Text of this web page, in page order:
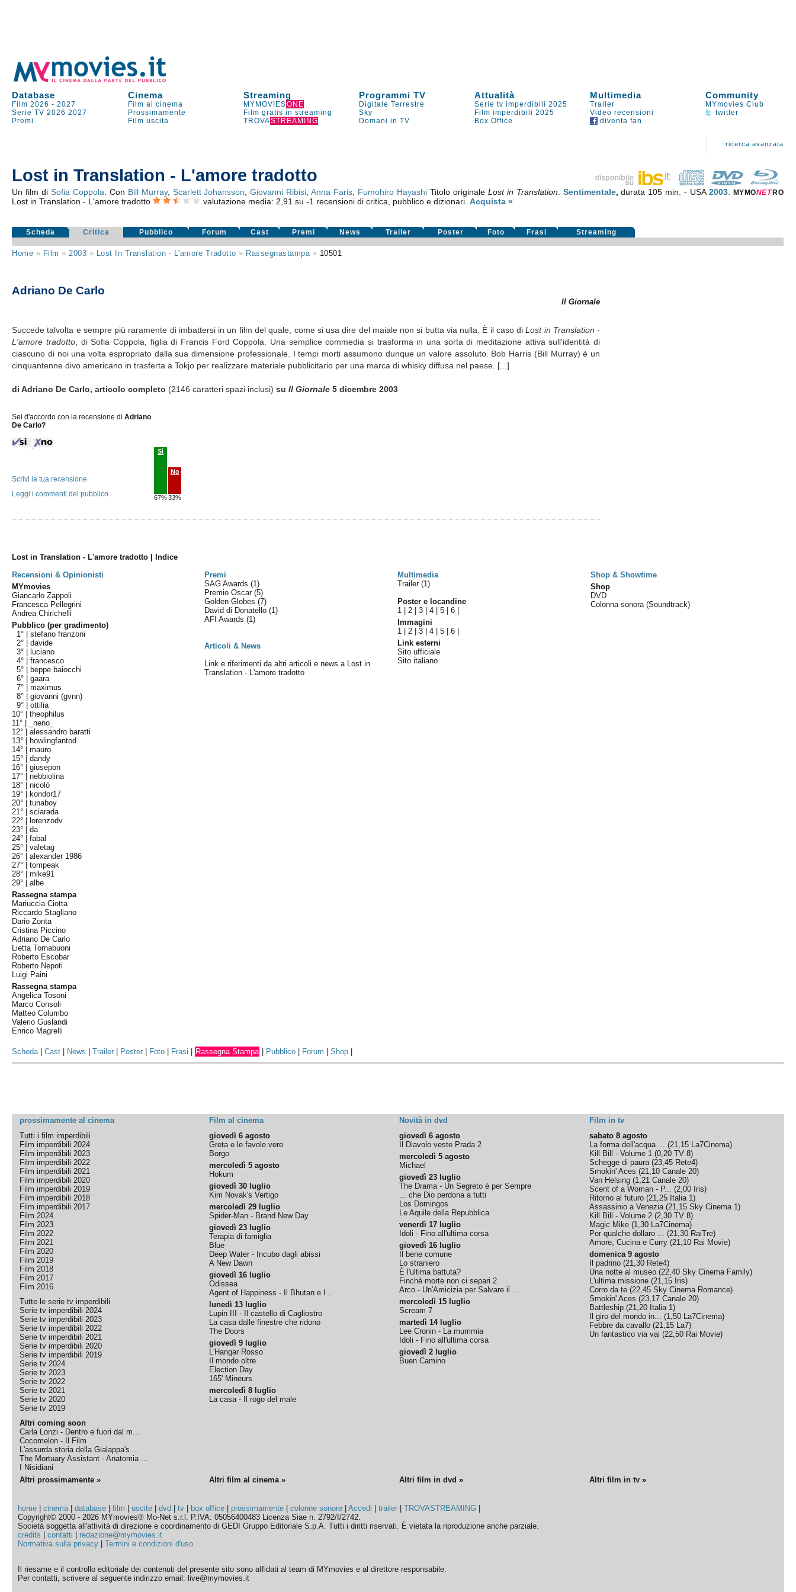
Database Cinema Streaming Programmi TV Attualità Multimedia Community
Film 2026 -2027 Film al cinema MYMOVIESONE Digitale Terrestre Serie tv imperdibili 2025 Trailer
MYmovies Club
Serie TV 2026 2027 Prossimamente Film gratis in streaming Sky Film imperdibili 2025 Video recensioni
twitter
Premi
Film uscita TROVASTREAMING Domani in TV Box Office diventa fan
ricerca avanzata
Lost in Translation - L'amore tradotto
Un film di Sofia Coppola . Con Bill Murray, Scarlett Johansson ,Giovanni Ribisi ,Anna Faris Fumohiro HayashiTitolo originale Lost in Translation Sentimentale,durata 105 min. - USA2003 MYMONET RO
Lost in Translation - L'amore tradotto valutazione media: 2,91 su-1 recensioni di critica, pubblico e dizionari.Acquista »
Scheda Critica Pubblico Forum Cast Premi News Trailer Poster Foto Frasi Streaming
Home » Film » 2003 » Lost In Translation - L'amore Tradotto » Rassegnastampa» 10501
Adriano De Carlo
Il Giornale
Succede talvolta e sempre più raramente di imbattersi in un film del quale, come si usa dire del maiale non si butta via nulla. È il caso diLost in Translation -
L'amore tradotto, di Sofia Coppola, figlia di Francis Ford Coppola. Una semplice commedia si trasforma in una sorta di meditazione attiva sull'identità di
ciascuno di noi una volta espropriato dalla sua dimensione professionale. I tempi morti assumono dunque un valore assoluto. Bob Harris (Bill Murray) è un
cinquantenne divo americano in trasferta a Tokjo per realizzare materiale pubblicitario per una marca di whisky diffusa nel paese. [...]
di Adriano De Carlo, articolo completo (2146 caratteri spazi inclusi)suIl Giornale 5 dicembre 2003
Sei d'accordo con la recensione diAdriano
De Carlo?
Sì
67%
No
33%
Scrivi la tua recensione
Leggi i commenti del pubblico
Lost in Translation - L'amore tradotto | Indice
Recensioni & Opinionisti
Premi Multimedia
Shop & Showtime
MYmovies
Giancarlo Zappoli
Francesca Pellegrini
Andrea Chirichelli
Pubblico (per gradimento)
1° |stefano franzoni
2° |davide
3° |
luciano
4° |francesco
5° |
beppe baiocchi
6° |gaara
7° |maximus
8° |giovanni (gvnn)
9° |ottilia
10° |theophilus
11° |
_neno_
12° |alessandro baratti
13° |
howlingfantod
14° |mauro
15° |dandy
16° |giusepon
17° |nebbiolina
18° |nicolò
19° |
kondor17
20° |tunaboy
21° |sciarada
22° |
lorenzodv
23° |da
24° |fabal
25° |valetag
26° |alexander 1986
27° |tompeak
28° |mike91
29° |albe
Rassegna stampa
Mariuccia Ciotta
Riccardo Stagliano
Dario Zonta
Cristina Piccino
Adriano De Carlo
Lietta Tornabuoni
Roberto Escobar
Roberto Nepoti
Luigi Paini
Rassegna stampa
Angelica Tosoni
Marco Consoli
Matteo Columbo
Valerio Guslandi
Enrico Magrelli
SAG Awards(1)
Premio Oscar(5)
Golden Globes(7)
David di Donatello(1)
AFI Awards(1)
Articoli & News
Link e riferimenti da altri articoli e news a Lost in
Translation - L'amore tradotto
Trailer (1)
Poster e locandine
1 |2 |3 |4 |5 |6
Immagini
1 |2 |3 |4 |5 |6
Link esterni
Sito ufficiale
Sito italiano
Shop
DVD
Colonna sonora (Soundtrack)
Scheda|Cast News |Trailer Poster Foto Frasi Rassegna Stampa Pubblico Forum |Shop
prossimamente al cinema Film al cinema Novità in dvd
Film in tv
Tutti i film imperdibili
Film imperdibili 2024
Film imperdibili 2023
Film imperdibili 2022
Film imperdibili 2021
Film imperdibili 2020
Film imperdibili 2019
Film imperdibili 2018
Film imperdibili 2017
Film 2024
Film 2023
Film 2022
Film 2021
Film 2020
Film 2019
Film 2018
Film 2017
Film 2016
Tutte le serie tv imperdibili
Serie tv imperdibili 2024
Serie tv imperdibili 2023
Serie tv imperdibili 2022
Serie tv imperdibili 2021
Serie tv imperdibili 2020
Serie tv imperdibili 2019
Serie tv 2024
Serie tv 2023
Serie tv 2022
Serie tv 2021
Serie tv 2020
Serie tv 2019
Altri coming soon
Carla Lonzi - Dentro e fuori dal m...
Cocomelon - Il Film
L'assurda storia della Gialappa's ...
The Mortuary Assistant - Anatomia ...
I Nisidiani
giovedì 6 agosto
Greta e le favole vere
Borgo
mercoledì 5 agosto
Hokum
giovedì 30 luglio
Kim Novak's Vertigo
mercoledì 29 luglio
Spider-Man - Brand New Day
giovedì 23 luglio
Terapia di famiglia
Blue
Deep Water - Incubo dagli abissi
A New Dawn
giovedì 16 luglio
Odissea
Agent of Happiness - Il Bhutan e l...
lunedì 13 luglio
Lupin III - Il castello di Cagliostro
La casa dalle finestre che ridono
The Doors
giovedì 9 luglio
L'Hangar Rosso
Il mondo oltre
Election Day
165' Mineurs
mercoledì 8 luglio
La casa - Il rogo del male
giovedì 6 agosto
Il Diavolo veste Prada 2
mercoledì 5 agosto
Michael
giovedì 23 luglio
The Drama - Un Segreto è per Sempre
... che Dio perdona a tutti
Los Domingos
Le Aquile della Repubblica
venerdì 17 luglio
Idoli - Fino all'ultima corsa
giovedì 16 luglio
Il bene comune
Lo straniero
È l'ultima battuta?
Finchè morte non ci separi 2
Arco - Un'Amicizia per Salvare il ...
mercoledì 15 luglio
Scream 7
martedì 14 luglio
Lee Cronin - La mummia
Idoli - Fino all'ultima corsa
giovedì 2 luglio
Buen Camino
sabato 8 agosto
La forma dell'acqua ... (21,15 La7Cinema)
Kill Bill - Volume 1 (0,20 TV 8)
Schegge di paura(23,45 Rete4)
Smokin' Aces (21,10 Canale 20)
Van Helsing (1,21 Canale 20)
Scent of a Woman - P... (2,00 Iris)
Ritorno al futuro (21,25 Italia 1)
Assassinio a Venezia(21,15 Sky Cinema 1)
Kill Bill - Volume 2 (2,30 TV 8)
Magic Mike (1,30 La7Cinema)
Per qualche dollaro ... (21,30 RaiTre)
Amore, Cucina e Curry (21,10 Rai Movie)
domenica 9 agosto
Il padrino (21,30 Rete4)
Una notte al museo (22,40 Sky Cinema Family)
L'ultima missione (21,15 Iris)
Corro da te (22,45 Sky Cinema Romance)
Smokin' Aces (23,17 Canale 20)
Battleship (21,20 Italia 1)
Il giro del mondo in... (1,50 La7Cinema)
Febbre da cavallo (21,15 La7)
Un fantastico via vai (22,50 Rai Movie)
Altri prossimamente » Altri film al cinema » Altri film in dvd » Altri film in tv »
home |cinema|database |film |uscite |dvd |tv box office prossimamente |colonne sonore |Accedi |trailer |TROVASTREAMING
Copyright© 2000 - 2026 MYmovies® Mo-Net s.r.l. P.IVA: 05056400483 Licenza Siae n. 2792/I/2742.
Società soggetta all'attività di direzione e coordinamento di GEDI Gruppo Editoriale S.p.A. Tutti i diritti riservati. È vietata la riproduzione anche parziale.
credits |contatti
redazione@mymovies.it
Normativa sulla privacy |Termini e condizioni d'uso
Il riesame e il controllo editoriale dei contenuti del presente sito sono affidati al team di MYmovies e al direttore responsabile.
Per contatti, scrivere al seguente indirizzo email: live@mymovies.it